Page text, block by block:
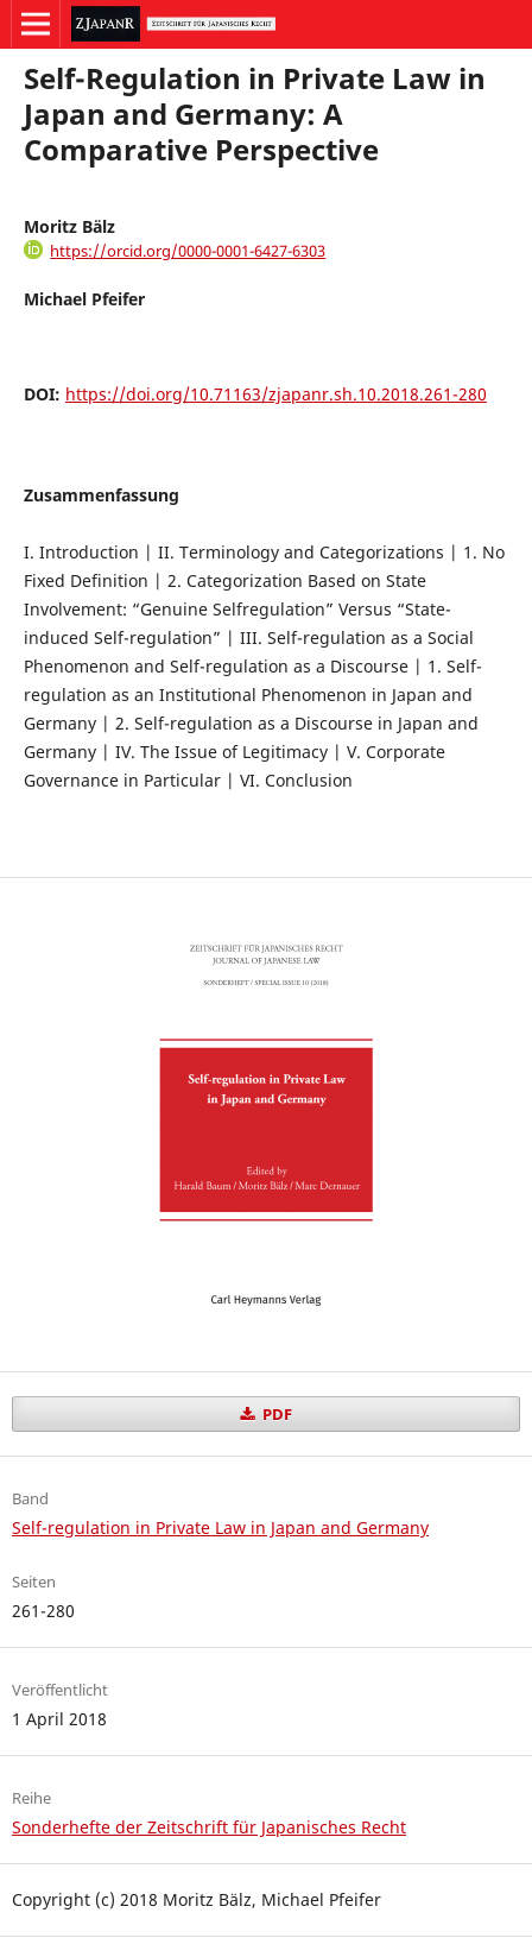
Self-Regulation in Private Law in
Japan and Germany: A
Comparative Perspective
Moritz Bälz
https://orcid.org/0000-0001-6427-6303
Michael Pfeifer
DOI: https://doi.org/10.71163/zjapanr.sh.10.2018.261-280
Zusammenfassung
I. Introduction | II. Terminology and Categorizations | 1. No
Fixed Definition | 2. Categorization Based on State
Involvement: “Genuine Selfregulation” Versus “State-
induced Self-regulation” | III. Self-regulation as a Social
Phenomenon and Self-regulation as a Discourse | 1. Self-
regulation as an Institutional Phenomenon in Japan and
Germany | 2. Self-regulation as a Discourse in Japan and
Germany | IV. The Issue of Legitimacy | V. Corporate
Governance in Particular | VI. Conclusion
PDF
Band
Self-regulation in Private Law in Japan and Germany
Seiten
261-280
Veröffentlicht
1 April 2018
Reihe
Sonderhefte der Zeitschrift für Japanisches Recht
Copyright (c) 2018 Moritz Bälz, Michael Pfeifer